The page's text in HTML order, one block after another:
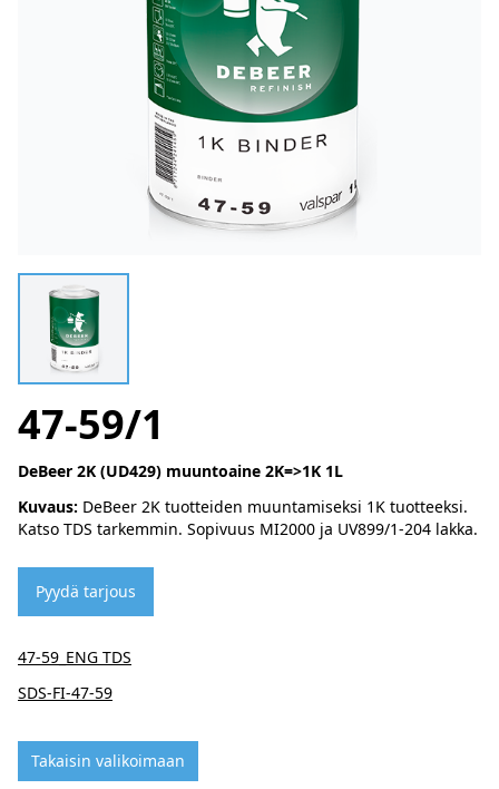
47-59/1
DeBeer 2K (UD429) muuntoaine 2K=>1K 1L
Kuvaus: DeBeer 2K tuotteiden muuntamiseksi 1K tuotteeksi.
Katso TDS tarkemmin. Sopivuus MI2000 ja UV899/1-204 lakka.
Pyydä tarjous
47-59_ENG TDS
SDS-FI-47-59
Takaisin valikoimaan